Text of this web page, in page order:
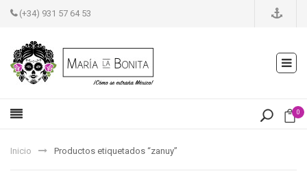
(+34) 931 57 64 53
0
Inicio Productos etiquetados “zanuy”